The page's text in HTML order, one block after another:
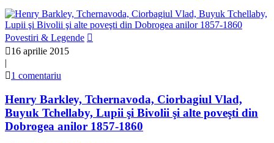
Povestiri & Legende
16 aprilie 2015
|
1 comentariu
Henry Barkley, Tchernavoda, Ciorbagiul Vlad,
Buyuk Tchellaby, Lupii şi Bivolii şi alte poveşti din
Dobrogea anilor 1857-1860